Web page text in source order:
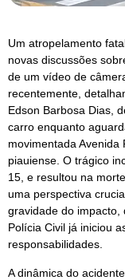
Um atropelamento
novas discussões
de um vídeo de
recentemente,
Edson Barbosa Dias,
carro enquanto
movimentada
piauiense. O trágico
15, e resultou na
uma perspectiva
gravidade do impacto,
Polícia Civil já iniciou
responsabilidades.
A dinâmica do